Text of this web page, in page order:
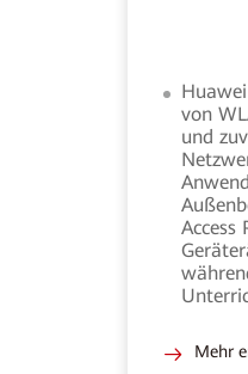
von
und
Access
Mehr